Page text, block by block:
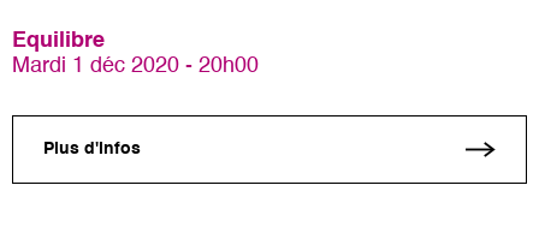
Equilibre
Mardi 1 déc 2020 - 20h00
Plus d'infos